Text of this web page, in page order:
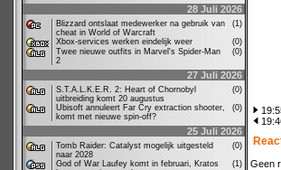
28 Juli 2026
Blizzard ontslaat medewerker na gebruik van
cheat in World of Warcraft
(1)
Xbox-services werken eindelijk weer
(0)
Twee nieuwe outfits in Marvel's Spider-Man
2
(0)
27 Juli 2026
S.T.A.L.K.E.R. 2: Heart of Chornobyl
uitbreiding komt 20 augustus
(0)
Ubisoft annuleert Far Cry extraction shooter,
komt met nieuwe spin-off?
(0)
25 Juli 2026
Tomb Raider: Catalyst mogelijk uitgesteld
naar 2028
(0)
God of War Laufey komt in februari, Kratos
(1) Geen